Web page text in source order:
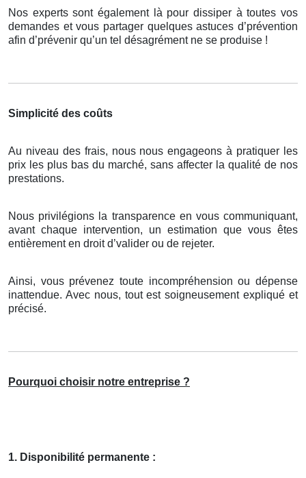
Nos experts sont également là pour dissiper à toutes vos
demandes et vous partager quelques astuces d’prévention
afin d’prévenir qu’un tel désagrément ne se produise !
Simplicité des coûts
Au niveau des frais, nous nous engageons à pratiquer les
prix les plus bas du marché, sans affecter la qualité de nos
prestations.
Nous privilégions la transparence en vous communiquant,
avant chaque intervention, un estimation que vous êtes
entièrement en droit d’valider ou de rejeter.
Ainsi, vous prévenez toute incompréhension ou dépense
inattendue. Avec nous, tout est soigneusement expliqué et
précisé.
Pourquoi choisir notre entreprise ?
1. Disponibilité permanente :